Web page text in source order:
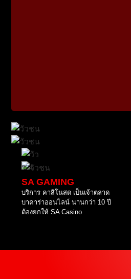
SA GAMING
บริการ คาสิโนสด เป็นเจ้าตลาด
บาคาร่าออนไลน์ นานกว่า 10 ปี
ต้องยกให้ SA Casino